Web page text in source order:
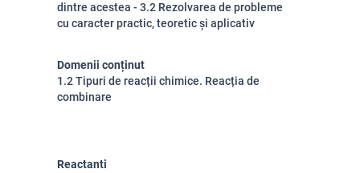
dintre acestea - 3.2 Rezolvarea de probleme
cu caracter practic, teoretic și aplicativ
Domenii conținut
1.2 Tipuri de reacții chimice. Reacția de
combinare
Reactanti